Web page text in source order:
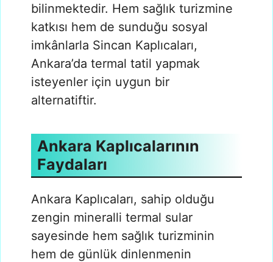
bilinmektedir. Hem sağlık turizmine
katkısı hem de sunduğu sosyal
imkânlarla Sincan Kaplıcaları,
Ankara’da termal tatil yapmak
isteyenler için uygun bir
alternatiftir.
Ankara Kaplıcalarının
Faydaları
Ankara Kaplıcaları, sahip olduğu
zengin mineralli termal sular
sayesinde hem sağlık turizminin
hem de günlük dinlenmenin